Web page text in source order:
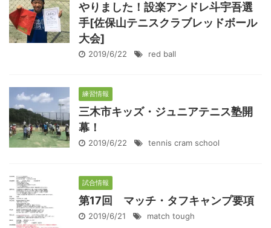
やりました！設楽アンドレ斗宇吾選
手[佐保山テニスクラブレッドボール
大会]
2019/6/22 red ball
練習情報
三木市キッズ・ジュニアテニス塾開
幕！
2019/6/22 tennis cram school
試合情報
第17回 マッチ・タフキャンプ要項
2019/6/21 match tough